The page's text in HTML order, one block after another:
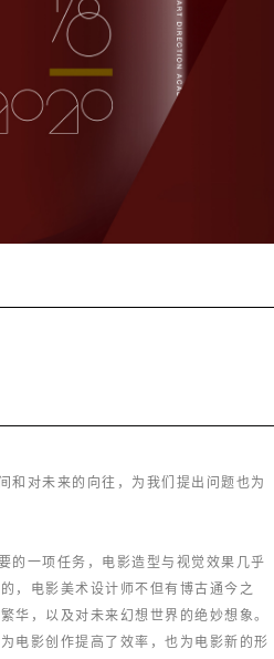
和对未来的向往，为我们提出问题也为
的一项任务，电影造型与视觉效果几乎
，电影美术设计师不但有博古通今之
华，以及对未来幻想世界的绝妙想象。
电影创作提高了效率，也为电影新的形